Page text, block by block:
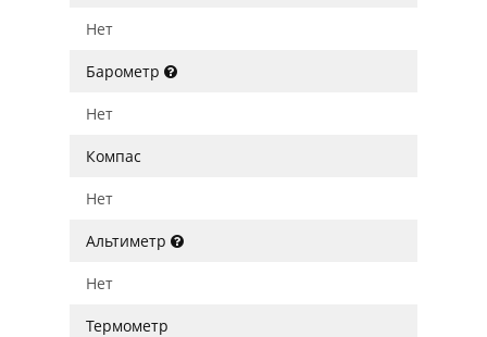
Нет
Барометр
Нет
Компас
Нет
Альтиметр
Нет
Термометр